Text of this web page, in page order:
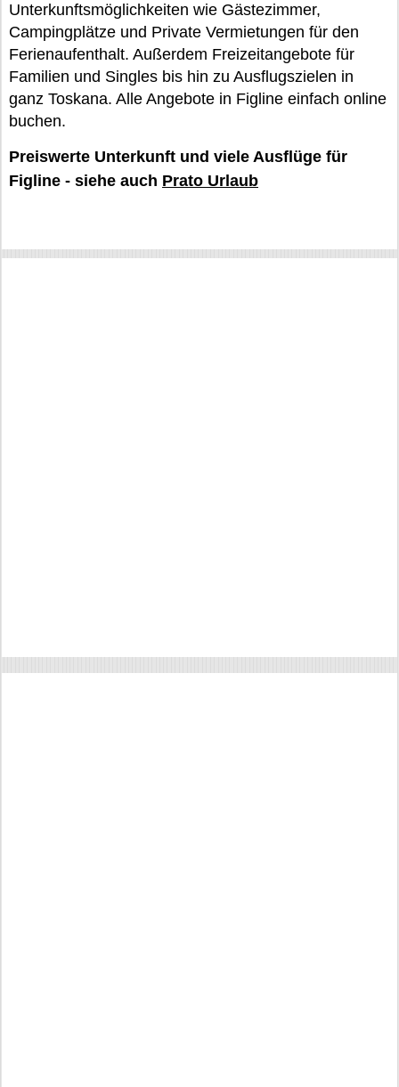
Unterkunftsmöglichkeiten wie Gästezimmer,
Campingplätze und Private Vermietungen für den
Ferienaufenthalt. Außerdem Freizeitangebote für
Familien und Singles bis hin zu Ausflugszielen in
ganz Toskana. Alle Angebote in Figline einfach online
buchen.
Preiswerte Unterkunft und viele Ausflüge für
Figline - siehe auch Prato Urlaub